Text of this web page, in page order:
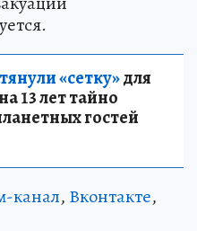
«сетку»для
13 лет тайно
гостей
канал, Вконтакте,